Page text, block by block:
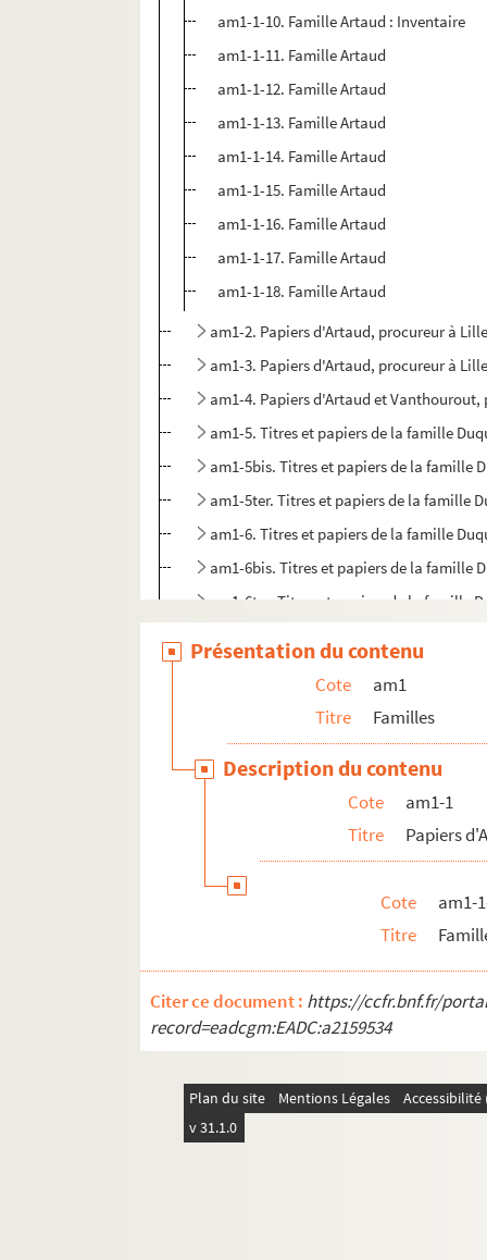
am1-1-10. Famille Artaud : Inventaire
am1-1-11. Famille Artaud
am1-1-12. Famille Artaud
am1-1-13. Famille Artaud
am1-1-14. Famille Artaud
am1-1-15. Famille Artaud
am1-1-16. Famille Artaud
am1-1-17. Famille Artaud
am1-1-18. Famille Artaud
am1-2. Papiers d'Artaud, procureur à
am1-3. Papiers d'Artaud, procureur à
am1-4. Papiers d'Artaud et Vanthourout,
am1-5. Titres et papiers de la famille
am1-5bis. Titres et papiers de la famille
am1-5ter. Titres et papiers de la famille
am1-6. Titres et papiers de la famille
am1-6bis. Titres et papiers de la famille
am1-6ter. Titres et papiers de la famille
am1-11. Titres et papiers des familles
am1-12. Titres et papiers des familles
am1-13. Titres et papiers des familles
am1-14. Titres et papiers des familles
am1-15. Titres et papiers des familles
am1-16. Titres et papiers - Testaments
am1-17. Les Godefroy, papiers particuliers
am2. Communes par ordre alphabétique
am3. Archives de Lille
am4. Lille et autres villes
Présentation du contenu
Cote
am1
Titre
Familles
Description du contenu
Cote
am1-1
Titre
Papiers
Cote
am1-
Titre
Citer ce document : https://ccfr.bnf.fr/
record=eadcgm:EADC:a2159534
Plan du site Mentions Légales
v 31.1.0